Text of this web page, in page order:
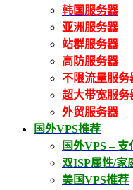
韩国服务器
亚洲服务器
站群服务器
高防服务器
不限流量服务
超大带宽服务
外贸服务器
国外VPS推荐
国外VPS –
双ISP属性/家
美国VPS推荐